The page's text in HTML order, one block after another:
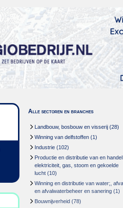
Alle sectoren en branches
Landbouw, bosbouw en visserij (28)
Winning van delfstoffen (1)
Industrie (102)
Productie en distributie van en
elektriciteit, gas, stoom en gekoelde
lucht (10)
Winning en distributie van water;,
en afvalwaterbeheer en sanering (1)
Bouwnijverheid (78)